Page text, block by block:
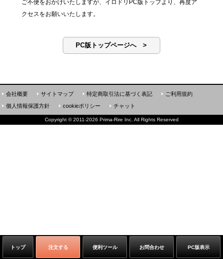
ご不便をおかけいたしますが、イロドリPC版トップより、再度ア
クセスをお願いいたします。
PC版トップページへ >
トップ 注文する 便利ツール お問合わせ PC版表示
会社概要 サイトマップ 特定商取引法に基づく表記
ご利用規約
個人情報保護方針
cookieポリシー チャット
Copyright ©2011-2026 Prima-Rire Inc. All Rights Reserved